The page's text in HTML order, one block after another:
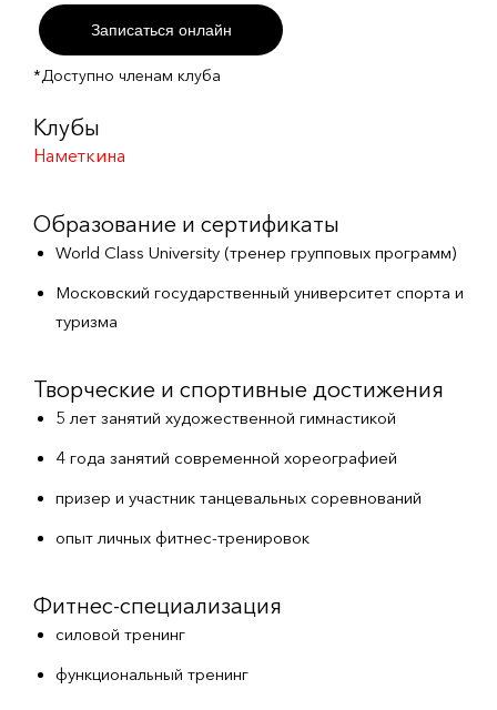
Записаться онлайн
*Доступно членам клуба
Клубы
Наметкина
Образование и сертификаты
World Class University (тренер групповых программ)
Московский государственный университет спорта и
туризма
Творческие и спортивные достижения
5 лет занятий художественной гимнастикой
4 года занятий современной хореографией
призер и участник танцевальных соревнований
опыт личных фитнес-тренировок
Фитнес-специализация
силовой тренинг
функциональный тренинг